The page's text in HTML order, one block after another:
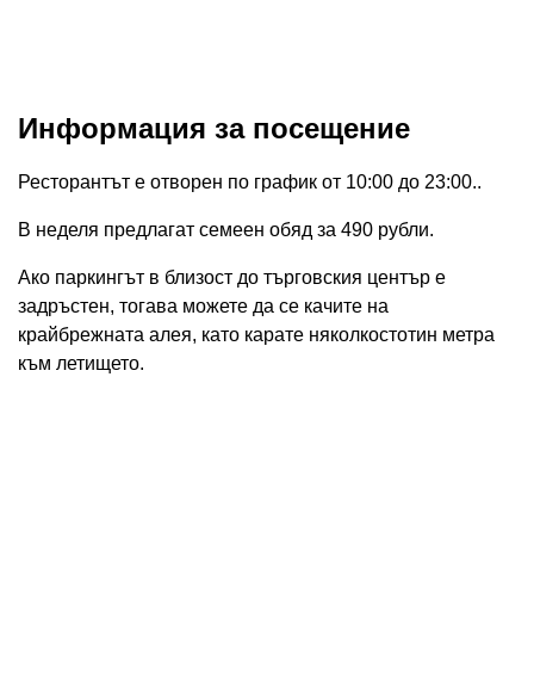
Информация за посещение
Ресторантът е отворен по график от 10:00 до 23:00..
В неделя предлагат семеен обяд за 490 рубли.
Ако паркингът в близост до търговския център е
задръстен, тогава можете да се качите на
крайбрежната алея, като карате няколкостотин метра
към летището.